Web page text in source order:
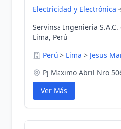
Electricidad y Electrónica
Servinsa Ingenieria S.A.C.
Lima, Perú
Perú > Lima > Jesus
Pj Maximo Abril Nro
Ver Más